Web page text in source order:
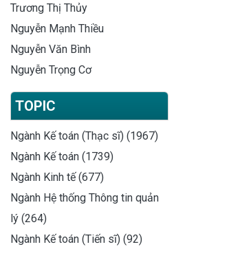
Trương Thị Thủy
Nguyễn Mạnh Thiều
Nguyễn Văn Bình
Nguyễn Trọng Cơ
TOPIC
Ngành Kế toán (Thạc sĩ) (1967)
Ngành Kế toán (1739)
Ngành Kinh tế (677)
Ngành Hệ thống Thông tin quản
lý (264)
Ngành Kế toán (Tiến sĩ) (92)